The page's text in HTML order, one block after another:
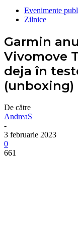
Evenimente
Zilnice
Garmin
Vivomove
deja în
(unboxing)
De către
AndreaS
-
3 februarie 2023
0
661